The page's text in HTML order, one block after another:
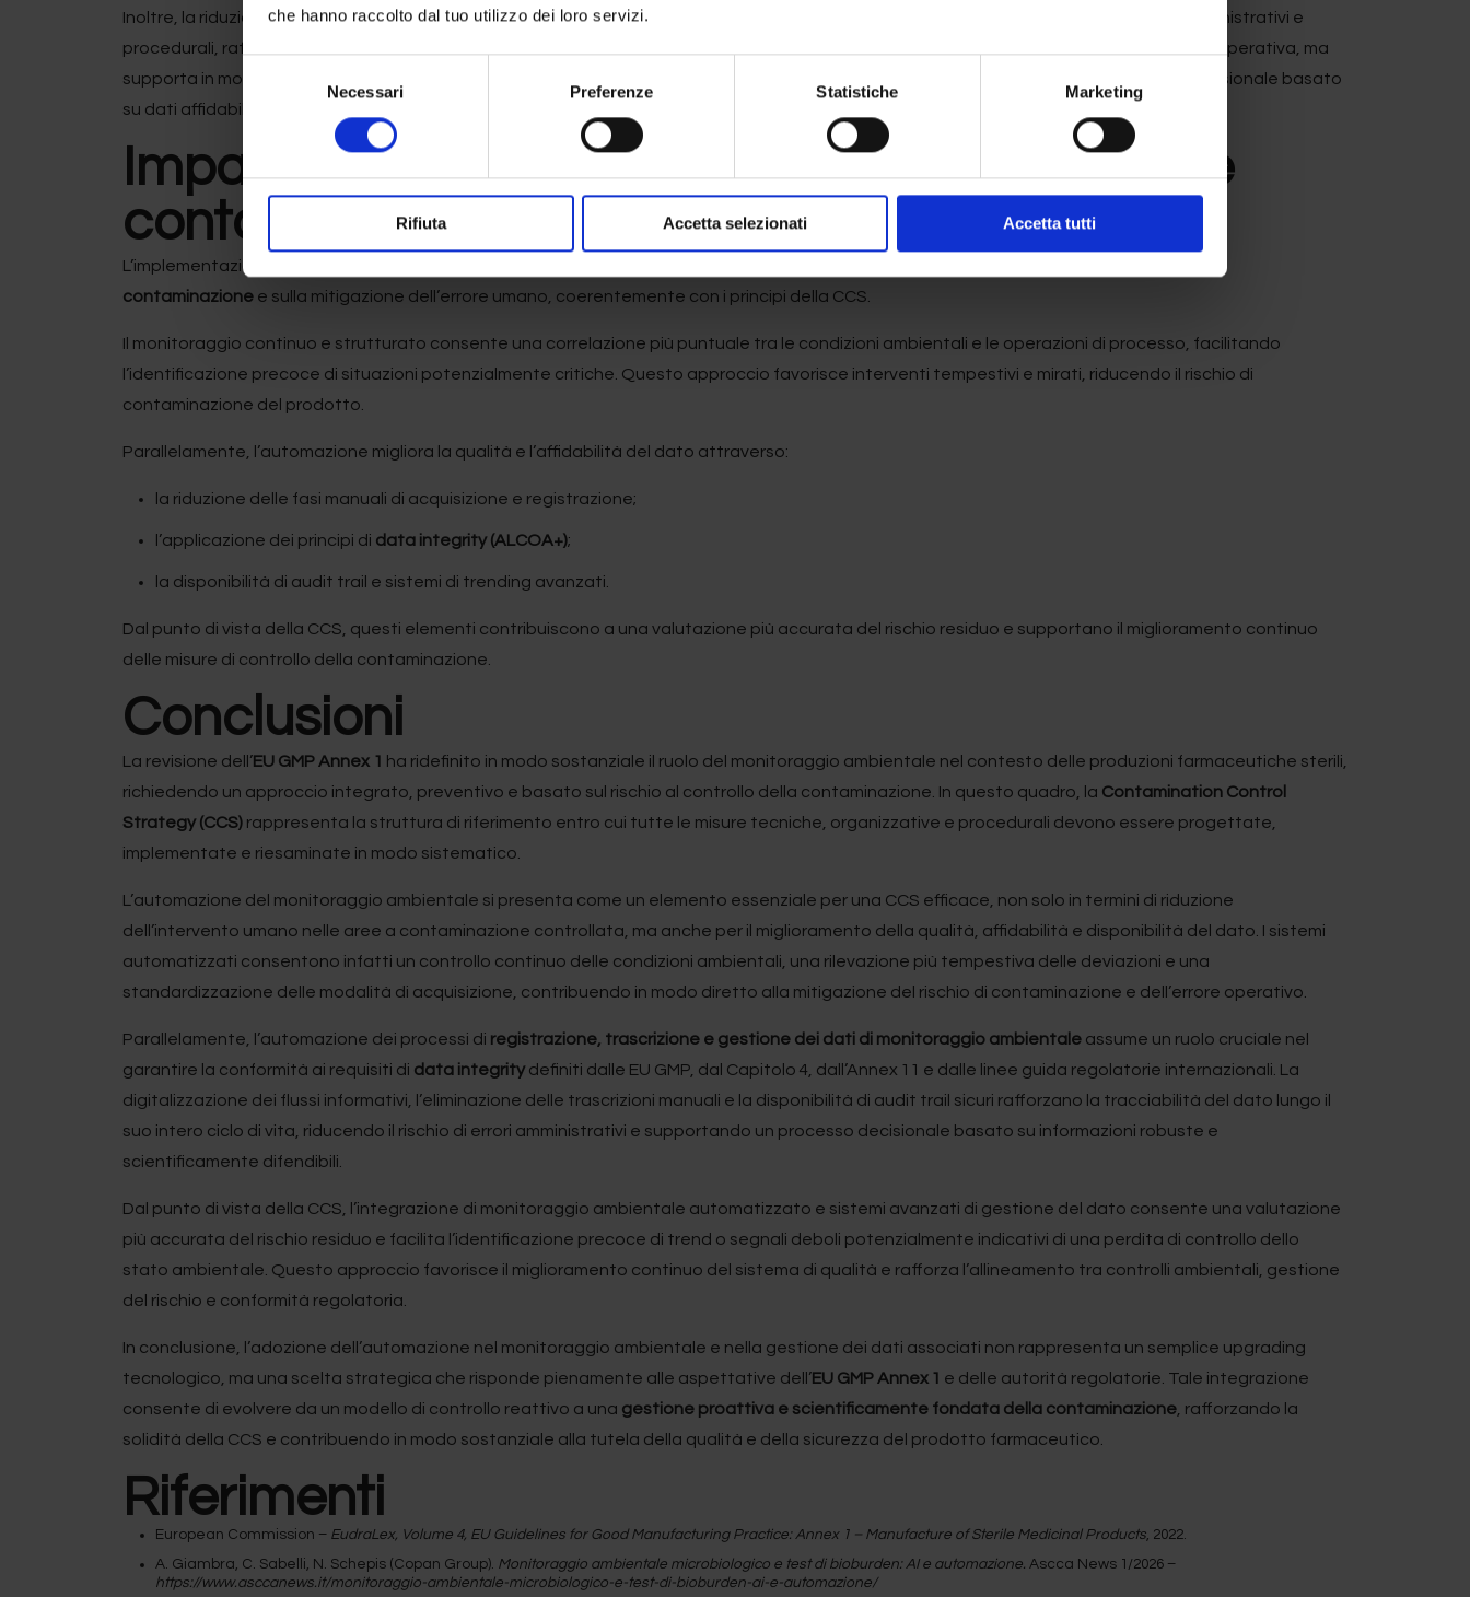
che hanno raccolto dal tuo utilizzo dei loro servizi.
Necessari Preferenze Statistiche Marketing
Rifiuta Accetta selezionati Accetta tutti
Inoltre, la riduzione dell’intervento umano nei processi di registrazione e revisione dei dati contribuisce a minimizzare il rischio di errori amministrativi e
procedurali, rafforzando la robustezza complessiva del sistema di qualità. In tale prospettiva, l’automazione non solo migliora l’efficienza operativa, ma
supporta in modo diretto la conformità regolatoria e la solidità della CCS, trasformando il monitoraggio ambientale in uno strumento decisionale basato
su dati affidabili e scientificamente difendibili.
Impatto dell’automazione sulla riduzione delle
contaminazioni e dell’errore umano
L’implementazione di sistemi automatizzati di monitoraggio ambientale ha dimostrato un impatto significativo sulla
contaminazione e sulla mitigazione dell’errore umano, coerentemente con i principi della CCS.
Il monitoraggio continuo e strutturato consente una correlazione più puntuale tra le condizioni ambientali e le operazioni di processo, facilitando
l’identificazione precoce di situazioni potenzialmente critiche. Questo approccio favorisce interventi tempestivi e mirati, riducendo il rischio di
contaminazione del prodotto.
Parallelamente, l’automazione migliora la qualità e l’affidabilità del dato attraverso:
la riduzione delle fasi manuali di acquisizione e registrazione;
l’applicazione dei principi di data integrity (ALCOA+);
la disponibilità di audit trail e sistemi di trending avanzati.
Dal punto di vista della CCS, questi elementi contribuiscono a una valutazione più accurata del rischio residuo e supportano il miglioramento continuo
delle misure di controllo della contaminazione.
Conclusioni
La revisione dell’EU GMP Annex 1 ha ridefinito in modo sostanziale il ruolo del monitoraggio ambientale nel contesto delle produzioni farmaceutiche sterili,
richiedendo un approccio integrato, preventivo e basato sul rischio al controllo della contaminazione. In questo quadro, la Contamination Control
Strategy (CCS) rappresenta la struttura di riferimento entro cui tutte le misure tecniche, organizzative e procedurali devono essere progettate,
implementate e riesaminate in modo sistematico.
L’automazione del monitoraggio ambientale si presenta come un elemento essenziale per una CCS efficace, non solo in termini di riduzione
dell’intervento umano nelle aree a contaminazione controllata, ma anche per il miglioramento della qualità, affidabilità e disponibilità del dato. I sistemi
automatizzati consentono infatti un controllo continuo delle condizioni ambientali, una rilevazione più tempestiva delle deviazioni e una
standardizzazione delle modalità di acquisizione, contribuendo in modo diretto alla mitigazione del rischio di contaminazione e dell’errore operativo.
Parallelamente, l’automazione dei processi di registrazione, trascrizione e gestione dei dati di monitoraggio ambientale assume un ruolo cruciale nel
garantire la conformità ai requisiti di data integrity definiti dalle EU GMP, dal Capitolo 4, dall’Annex 11 e dalle linee guida regolatorie internazionali. La
digitalizzazione dei flussi informativi, l’eliminazione delle trascrizioni manuali e la disponibilità di audit trail sicuri rafforzano la tracciabilità del dato lungo il
suo intero ciclo di vita, riducendo il rischio di errori amministrativi e supportando un processo decisionale basato su informazioni robuste e
scientificamente difendibili.
Dal punto di vista della CCS, l’integrazione di monitoraggio ambientale automatizzato e sistemi avanzati di gestione del dato consente una valutazione
più accurata del rischio residuo e facilita l’identificazione precoce di trend o segnali deboli potenzialmente indicativi di una perdita di controllo dello
stato ambientale. Questo approccio favorisce il miglioramento continuo del sistema di qualità e rafforza l’allineamento tra controlli ambientali, gestione
del rischio e conformità regolatoria.
In conclusione, l’adozione dell’automazione nel monitoraggio ambientale e nella gestione dei dati associati non rappresenta un semplice upgrading
tecnologico, ma una scelta strategica che risponde pienamente alle aspettative dell’EU GMP Annex 1 e delle autorità regolatorie. Tale integrazione
consente di evolvere da un modello di controllo reattivo a una gestione proattiva e scientificamente fondata della contaminazione , rafforzando la
solidità della CCS e contribuendo in modo sostanziale alla tutela della qualità e della sicurezza del prodotto farmaceutico.
Riferimenti
European Commission – EudraLex, Volume 4, EU Guidelines for Good Manufacturing Practice: Annex 1 – Manufacture of Sterile Medicinal Products, 2022.
A. Giambra, C. Sabelli, N. Schepis (Copan Group). Monitoraggio ambientale microbiologico e test di bioburden: AI e automazione. Ascca News 1/2026 –
https://www.asccanews.it/monitoraggio-ambientale-microbiologico-e-test-di-bioburden-ai-e-automazione/